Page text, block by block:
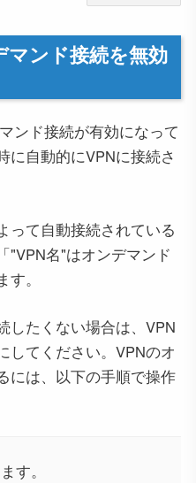
マンド接続を無効
ンド接続が有効になって
に自動的にVPNに接続さ
って自動接続されている
"VPN名"はオンデマンド
。
したくない場合は、VPN
してください。VPNのオ
には、以下の手順で操作
す。